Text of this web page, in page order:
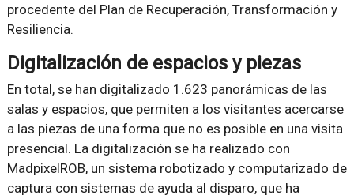
procedente del Plan de Recuperación, Transformación y
Resiliencia.
Digitalización de espacios y piezas
En total, se han digitalizado 1.623 panorámicas de las
salas y espacios, que permiten a los visitantes acercarse
a las piezas de una forma que no es posible en una visita
presencial. La digitalización se ha realizado con
MadpixelROB, un sistema robotizado y computarizado de
captura con sistemas de ayuda al disparo, que ha